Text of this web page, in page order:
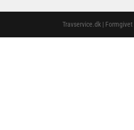
Travservice.dk |